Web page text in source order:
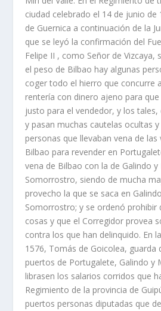
ciudad celebrado el 14 de junio de
de Guernica a continuación de la
que se leyó la confirmación del
Felipe II , como Señor de Vizcaya,
el peso de Bilbao hay algunas
coger todo el hierro que concurre
rentería con dinero ajeno para
justo para el vendedor, y los
y pasan muchas cautelas ocultas
personas que llevaban vena de las
Bilbao para revender en
vena de Bilbao con la de Galindo y
Somorrostro, siendo de mucha
provecho la que se saca en
Somorrostro; y se ordenó prohibir
cosas y que el Corregidor provea
contra los que han delinquido. En
1576, Tomás de Goicolea, guarda
puertos de Portugalete, Galindo y
librasen los salarios corridos que
Regimiento de la provincia de
puertos personas diputadas que